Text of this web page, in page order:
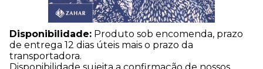
Disponibilidade: Produto sob encomenda, prazo
de entrega 12 dias úteis mais o prazo da
transportadora.
Disponibilidade sujeita a confirmação de nossos